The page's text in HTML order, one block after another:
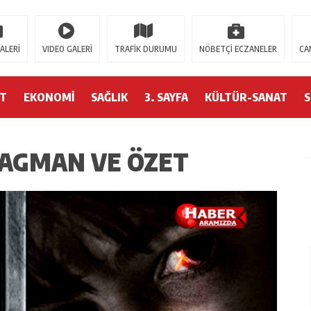
VIDEO GALERİ TRAFİK DURUMU NÖBETÇİ ECZANELER
EKONOMİ SAĞLIK 3. SAYFA KÜLTÜR-SANAT
VE ÖZET